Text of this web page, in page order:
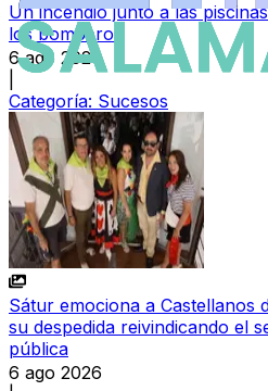
Un incendio junto a las
los bomberos
6 ago 2026
Categoría: Sucesos
Sátur emociona a Castellanos
su despedida reivindicando el
pública
6 ago 2026